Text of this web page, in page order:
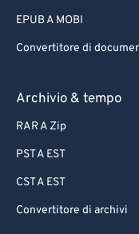
EPUB A MOBI
Convertitore di
Archivio & tempo
RAR A Zip
PST A EST
CST A EST
Convertitore di archivi